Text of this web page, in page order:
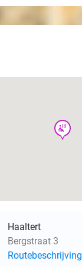
wellness
Haaltert
Bergstraat 3
Routebeschrijving